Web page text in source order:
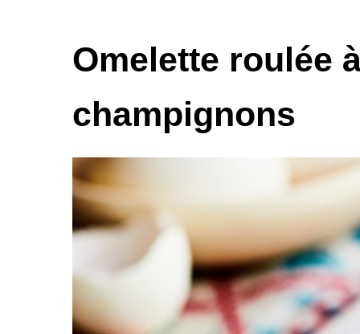
Omelette roulée
champignons